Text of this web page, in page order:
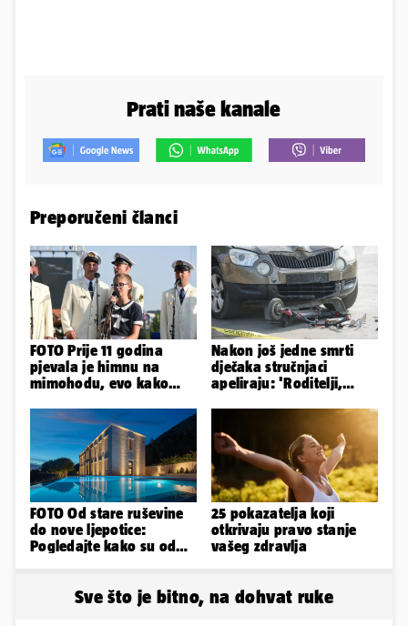
Prati naše kanale
Preporučeni članci
FOTO Prije 11 godina
pjevala je himnu na
mimohodu, evo kako
Negovetić
Nakon još jedne smrti
dječaka stručnjaci
apeliraju: 'Roditelji,
FOTO Od stare ruševine
do nove ljepotice:
Pogledajte kako su od
25 pokazatelja koji
otkrivaju pravo stanje
vašeg zdravlja
Sve što je bitno, na dohvat ruke